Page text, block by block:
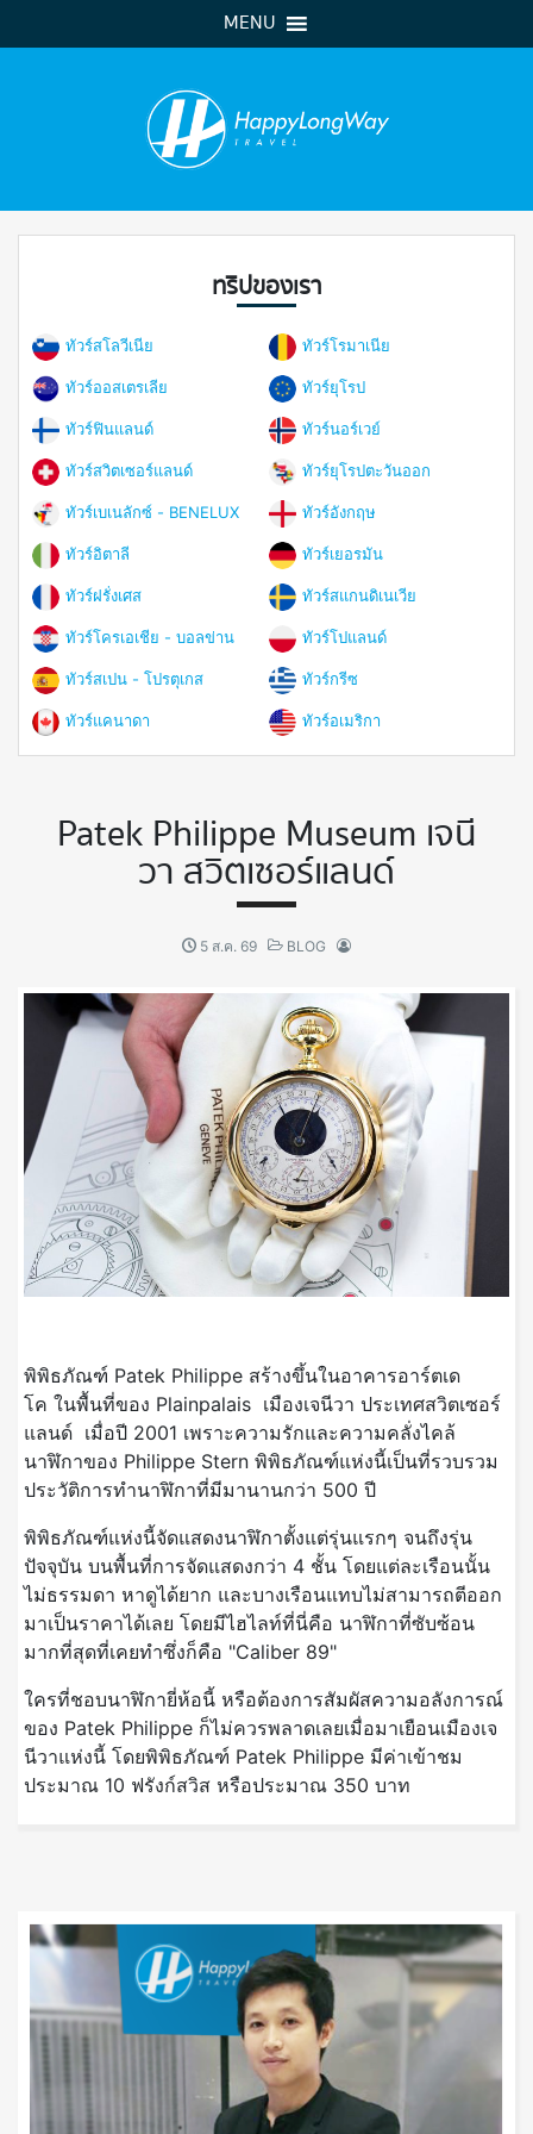
MENU
ทริปของเรา
ทัวร์สโลวีเนีย ทัวร์โรมาเนีย
ทัวร์ออสเตรเลีย ทัวร์ยุโรป
ทัวร์ฟินแลนด์ ทัวร์นอร์เวย์
ทัวร์สวิตเซอร์แลนด์ ทัวร์ยุโรปตะวันออก
ทัวร์เบเนลักซ์ - BENELUX ทัวร์อังกฤษ
ทัวร์อิตาลี ทัวร์เยอรมัน
ทัวร์ฝรั่งเศส ทัวร์สแกนดิเนเวีย
ทัวร์โครเอเชีย - บอลข่าน ทัวร์โปแลนด์
ทัวร์สเปน - โปรตุเกส ทัวร์กรีซ
ทัวร์แคนาดา ทัวร์อเมริกา
Patek Philippe Museum เจนี
วา สวิตเซอร์แลนด์
5 ส.ค. 69 BLOG
พิพิธภัณฑ์ Patek Philippe สร้างขึ้นในอาคารอาร์ตเด
โค ในพื้นที่ของ Plainpalais เมืองเจนีวา ประเทศสวิตเซอร์
แลนด์ เมื่อปี 2001 เพราะความรักและความคลั่งไคล้
นาฬิกาของ Philippe Stern พิพิธภัณฑ์แห่งนี้เป็นที่รวบรวม
ประวัติการทำนาฬิกาที่มีมานานกว่า 500 ปี
พิพิธภัณฑ์แห่งนี้จัดแสดงนาฬิกาตั้งแต่รุ่นแรกๆ จนถึงรุ่น
ปัจจุบัน บนพื้นที่การจัดแสดงกว่า 4 ชั้น โดยแต่ละเรือนนั้น
ไม่ธรรมดา หาดูได้ยาก และบางเรือนแทบไม่สามารถตีออก
มาเป็นราคาได้เลย โดยมีไฮไลท์ที่นี่คือ นาฬิกาที่ซับซ้อน
มากที่สุดที่เคยทำซึ่งก็คือ "Caliber 89"
ใครที่ชอบนาฬิกายี่ห้อนี้ หรือต้องการสัมผัสความอลังการณ์
ของ Patek Philippe ก็ไม่ควรพลาดเลยเมื่อมาเยือนเมืองเจ
นีวาแห่งนี้ โดยพิพิธภัณฑ์ Patek Philippe มีค่าเข้าชม
ประมาณ 10 ฟรังก์สวิส หรือประมาณ 350 บาท